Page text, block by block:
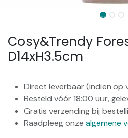
Cosy&Trendy
D14xH3.5cm
Direct leverbaar (indien op
Besteld vóór 18:00 uur,
Gratis verzending bij
Raadpleeg onze algemene